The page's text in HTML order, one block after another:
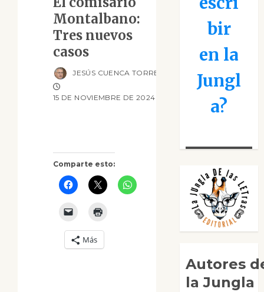
Montalbano:
Tres nuevos
casos
Comparte esto:
Más
JESÚS CUENCA TORRES
15 DE NOVIEMBRE DE 2024
bir
en la
Jungl
a?
Autores
la Jungla